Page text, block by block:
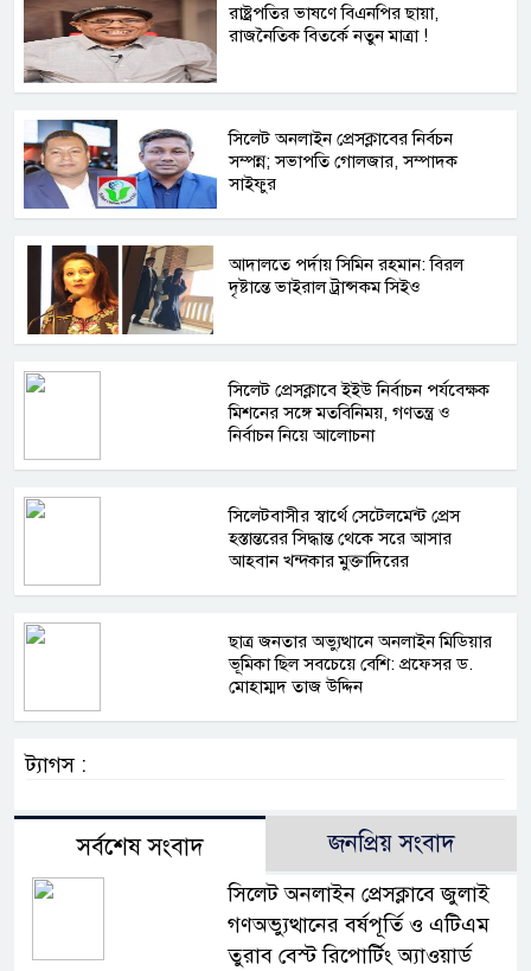
রাষ্ট্রপতির ভাষণে বিএনপির ছায়া,
রাজনৈতিক বিতর্কে নতুন মাত্রা !
সিলেট অনলাইন প্রেসক্লাবের নির্বচন
সম্পন্ন; সভাপতি গোলজার, সম্পাদক
সাইফুর
আদালতে পর্দায় সিমিন রহমান: বিরল
দৃষ্টান্তে ভাইরাল ট্রান্সকম সিইও
সিলেট প্রেসক্লাবে ইইউ নির্বাচন পর্যবেক্ষক
মিশনের সঙ্গে মতবিনিময়, গণতন্ত্র ও
নির্বাচন নিয়ে আলোচনা
সিলেটবাসীর স্বার্থে সেটেলমেন্ট প্রেস
হস্তান্তরের সিদ্ধান্ত থেকে সরে আসার
আহবান খন্দকার মুক্তাদিরের
ছাত্র জনতার অভ্যুত্থানে অনলাইন মিডিয়ার
ভূমিকা ছিল সবচেয়ে বেশি: প্রফেসর ড.
মোহাম্মদ তাজ উদ্দিন
ট্যাগস :
সর্বশেষ সংবাদ জনপ্রিয় সংবাদ
সিলেট অনলাইন প্রেসক্লাবে জুলাই
গণঅভ্যুত্থানের বর্ষপূর্তি ও এটিএম
তুরাব বেস্ট রিপোর্টিং অ্যাওয়ার্ড